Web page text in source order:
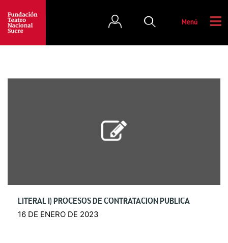
Menú
LITERAL I) PROCESOS DE CONTRATACIÓN PÚBLICA
16 DE ENERO DE 2023